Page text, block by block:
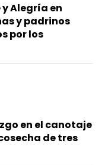
y Alegría en
y padrinos
por los
en el canotaje
de tres